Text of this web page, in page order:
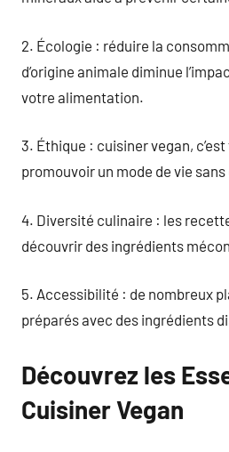
2. Écologie : réduire la
d’origine animale diminue
votre alimentation.
3. Éthique : cuisiner vegan,
promouvoir un mode de vie
4. Diversité culinaire : les
découvrir des ingrédients
5. Accessibilité : de nombreux
préparés avec des ingrédients
Découvrez les
Cuisiner Vegan